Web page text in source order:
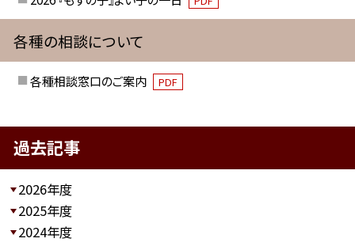
各種の相談について
各種相談窓口のご案内 PDF
過去記事
2026年度
2025年度
2024年度